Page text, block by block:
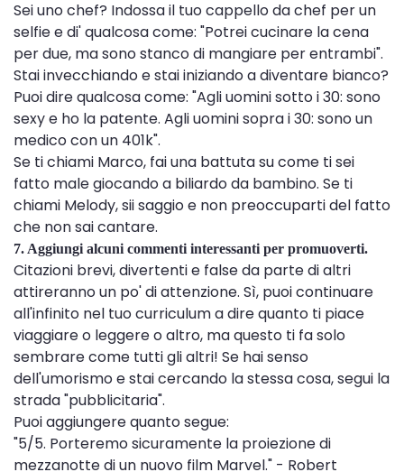
Sei uno chef? Indossa il tuo cappello da chef per un
selfie e di' qualcosa come: "Potrei cucinare la cena
per due, ma sono stanco di mangiare per entrambi".
Stai invecchiando e stai iniziando a diventare bianco?
Puoi dire qualcosa come: "Agli uomini sotto i 30: sono
sexy e ho la patente. Agli uomini sopra i 30: sono un
medico con un 401k".
Se ti chiami Marco, fai una battuta su come ti sei
fatto male giocando a biliardo da bambino. Se ti
chiami Melody, sii saggio e non preoccuparti del fatto
che non sai cantare.
7. Aggiungi alcuni commenti interessanti per promuoverti.
Citazioni brevi, divertenti e false da parte di altri
attireranno un po' di attenzione. Sì, puoi continuare
all'infinito nel tuo curriculum a dire quanto ti piace
viaggiare o leggere o altro, ma questo ti fa solo
sembrare come tutti gli altri! Se hai senso
dell'umorismo e stai cercando la stessa cosa, segui la
strada "pubblicitaria".
Puoi aggiungere quanto segue:
"5/5. Porteremo sicuramente la proiezione di
mezzanotte di un nuovo film Marvel." - Robert